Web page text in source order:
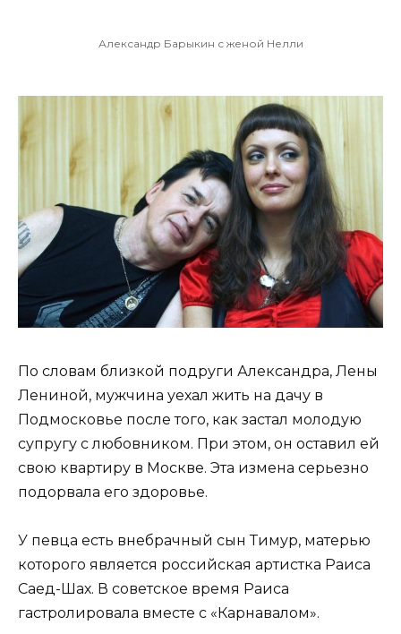
Александр Барыкин с женой Нелли
По словам близкой подруги Александра, Лены
Лениной, мужчина уехал жить на дачу в
Подмосковье после того, как застал молодую
супругу с любовником. При этом, он оставил ей
свою квартиру в Москве. Эта измена серьезно
подорвала его здоровье.
У певца есть внебрачный сын Тимур, матерью
которого является российская артистка Раиса
Саед-Шах. В советское время Раиса
гастролировала вместе с «Карнавалом».